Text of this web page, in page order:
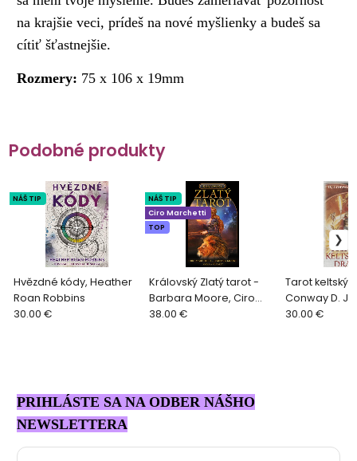
na krajšie veci, prídeš na nové myšlienky a budeš sa
cítiť šťastnejšie.
Rozmery: 75 x 106 x 19mm
Podobné produkty
Hvězdné kódy, Heather
Roan Robbins
NÁŠ TIP
30.00 €
Královský Zlatý tarot -
Barbara Moore, Ciro
Marchetti
NÁŠ TIP
Ciro Marchetti
TOP
38.00 €
Tarot
Conway D. J.,
30.00 €
PRIHLÁSTE SA NA ODBER NÁŠHO
NEWSLETTERA